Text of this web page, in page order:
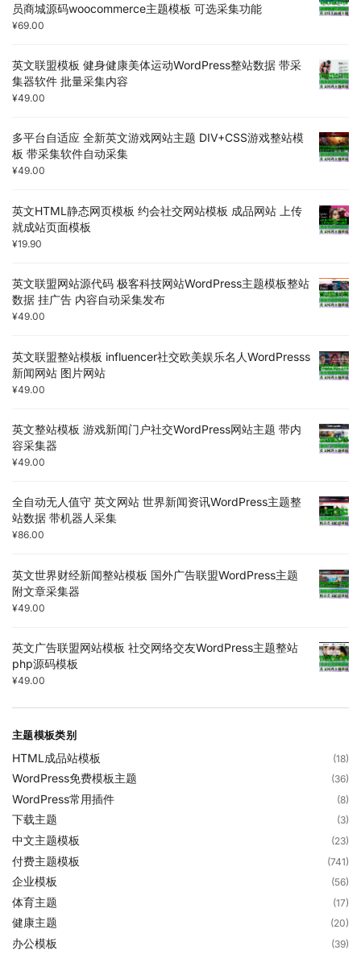
员商城源码woocommerce主题模板 可选采集功能
¥69.00
英文联盟模板 健身健康美体运动WordPress整站数据 带采
集器软件 批量采集内容
¥49.00
多平台自适应 全新英文游戏网站主题 DIV+CSS游戏整站模
板 带采集软件自动采集
¥49.00
英文HTML静态网页模板 约会社交网站模板 成品网站 上传
就成站页面模板
¥19.90
英文联盟网站源代码 极客科技网站WordPress主题模板整站
数据 挂广告 内容自动采集发布
¥49.00
英文联盟整站模板 influencer社交欧美娱乐名人WordPresss
新闻网站 图片网站
¥49.00
英文整站模板 游戏新闻门户社交WordPress网站主题 带内
容采集器
¥49.00
全自动无人值守 英文网站 世界新闻资讯WordPress主题整
站数据 带机器人采集
¥86.00
英文世界财经新闻整站模板 国外广告联盟WordPress主题
附文章采集器
¥49.00
英文广告联盟网站模板 社交网络交友WordPress主题整站
php源码模板
¥49.00
主题模板类别
HTML成品站模板 (18)
WordPress免费模板主题 (36)
WordPress常用插件 (8)
下载主题 (3)
中文主题模板 (23)
付费主题模板 (741)
企业模板 (56)
体育主题 (17)
健康主题 (20)
办公模板 (39)